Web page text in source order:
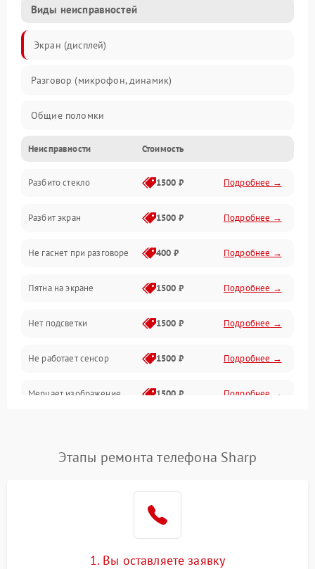
Виды неисправностей
Экран (дисплей)
Разговор (микрофон, динамик)
Общие поломки
Проблемы связи
Камеры
Проблемы с дисплеем и сенсором
Зарядка
Проблемы с питанием, зарядкой и аккумулятором
Проблемы с работой системы, корпусом и другие
Неисправности Стоимость
Разбито стекло 1500 ₽ Подробнее →
Разбит экран 1500 ₽ Подробнее →
Не гаснет при разговоре 400 ₽ Подробнее →
Пятна на экране 1500 ₽ Подробнее →
Нет подсветки 1500 ₽ Подробнее →
Не работает сенсор 1500 ₽ Подробнее →
Мерцает изображение 1500 ₽ Подробнее →
Не работает Face ID 4000 ₽ Подробнее →
Этапы ремонта телефона Sharp
1. Вы оставляете заявку